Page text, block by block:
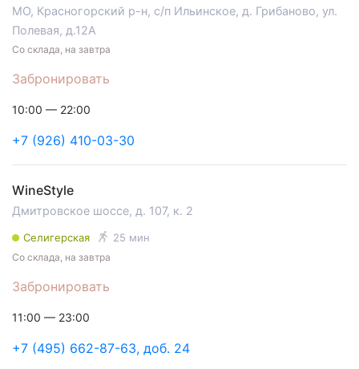
МО, Красногорский р-н, с/п Ильинское, д. Грибаново, ул.
Полевая, д.12А
Забронировать
Со склада, на завтра
+7 (926) 410-03-30
10:00 — 22:00
WineStyle
Дмитровское шоссе, д. 107, к. 2
Селигерская 25 мин
Забронировать
Со склада, на завтра
+7 (495) 662-87-63, доб. 24
11:00 — 23:00